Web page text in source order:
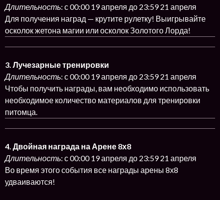
Длительность: с 00:00 19 апреля до 23:59 21 апреля
Для получения наград — крутите рулетку! Выигрывайте
осколок жетона магии или осколок Золотого Лорда!
3. Лучезарные тренировки
Длительность: с 00:00 19 апреля до 23:59 21 апреля
Чтобы получить награды, вам необходимо использовать
необходимое количество материалов для тренировки
питомца.
4. Двойная награда на Арене 8х8
Длительность: с 00:00 19 апреля до 23:59 21 апреля
Во время этого события все награды арены 8х8
удваиваются!